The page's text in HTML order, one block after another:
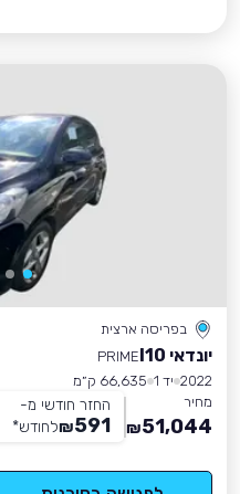
בפריסה ארצית
יונדאי I10
PRIME
2022 יד 1
66,635 ק״מ
מחיר
51,044
₪
החזר חודשי מ-
591
₪לחודש*